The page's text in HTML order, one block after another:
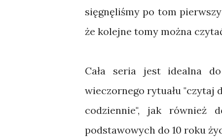
sięgnęliśmy po tom
że kolejne tomy można
Cała seria jest idealna
wieczornego rytuału "czytaj
codziennie", jak również
podstawowych do 10 roku